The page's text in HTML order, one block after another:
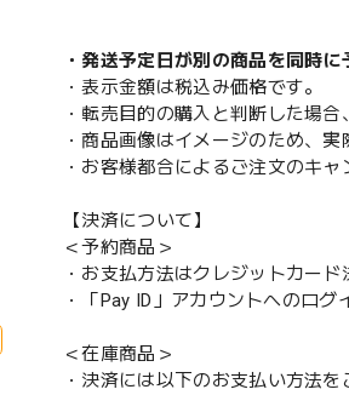
・発送予定日が別の商品を同時
・表示金額は税込み価格です。
・転売目的の購入と判断した場
・商品画像はイメージのため、
・お客様都合によるご注文のキ
【決済について】
＜予約商品＞
・お支払方法はクレジットカード
・「Pay ID」アカウントへのログ
＜在庫商品＞
・決済には以下のお支払い方法を